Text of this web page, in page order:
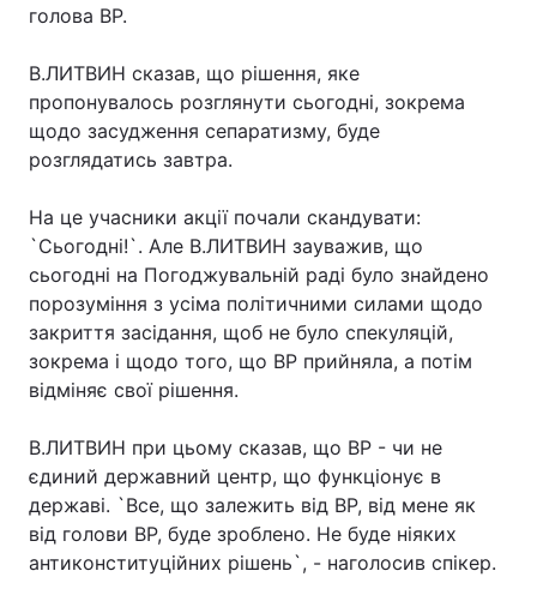
голова ВР.
В.ЛИТВИН сказав, що рішення, яке
пропонувалось розглянути сьогодні, зокрема
щодо засудження сепаратизму, буде
розглядатись завтра.
На це учасники акції почали скандувати:
`Сьогодні!`. Але В.ЛИТВИН зауважив, що
сьогодні на Погоджувальній раді було знайдено
порозуміння з усіма політичними силами щодо
закриття засідання, щоб не було спекуляцій,
зокрема і щодо того, що ВР прийняла, а потім
відміняє свої рішення.
В.ЛИТВИН при цьому сказав, що ВР - чи не
єдиний державний центр, що функціонує в
державі. `Все, що залежить від ВР, від мене як
від голови ВР, буде зроблено. Не буде ніяких
антиконституційних рішень`, - наголосив спікер.